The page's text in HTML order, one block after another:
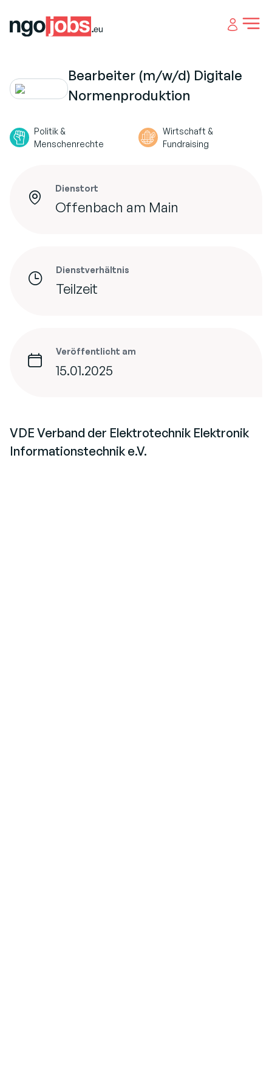
Open
Bearbeiter (m/w/d) Digitale
Normenproduktion
Politik &
Menschenrechte
Wirtschaft &
Fundraising
Dienstort
Offenbach am Main
Dienstverhältnis
Teilzeit
Veröffentlicht am
15.01.2025
VDE Verband der Elektrotechnik Elektronik
Informationstechnik e.V.